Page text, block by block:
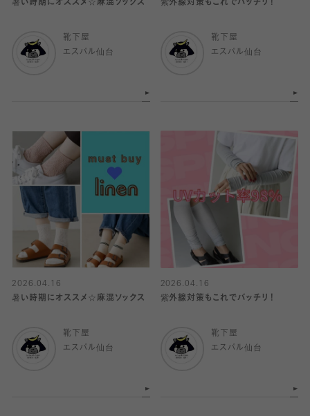
暑い時期にオススメ☆麻混ソックス
靴下屋
エスパル仙台
紫外線対策もこれでバッチリ！
靴下屋
エスパル仙台
2026.04.16
暑い時期にオススメ☆麻混ソックス
靴下屋
エスパル仙台
2026.04.16
紫外線対策もこれでバッチリ！
靴下屋
エスパル仙台